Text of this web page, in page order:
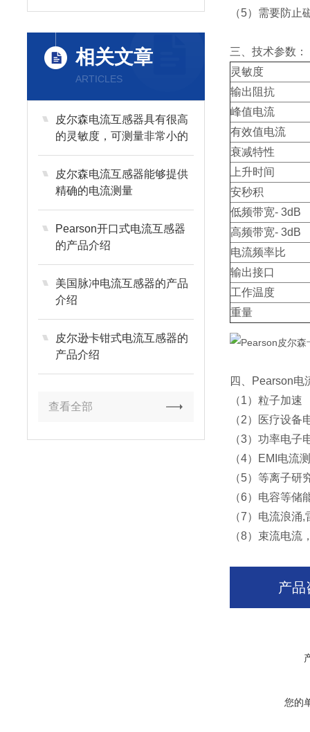
相关文章
ARTICLES
皮尔森电流互感器具有很高
的灵敏度，可测量非常小的
电流信号
皮尔森电流互感器能够提供
精确的电流测量
Pearson开口式电流互感器
的产品介绍
美国脉冲电流互感器的产品
介绍
皮尔逊卡钳式电流互感器的
产品介绍
查看全部
（5）需要防止
三、技术参数：
灵敏度
输出阻抗
峰值电流
有效值电流
衰减特性
上升时间
安秒积
低频带宽- 3dB
高频带宽- 3dB
电流频率比
输出接口
工作温度
重量
四、Pearson电
（1）粒子加速
（2）医疗设备
（3）功率电子
（4）EMI电流
（5）等离子研
（6）电容等储
（7）电流浪涌
（8）束流电流
产品
您的